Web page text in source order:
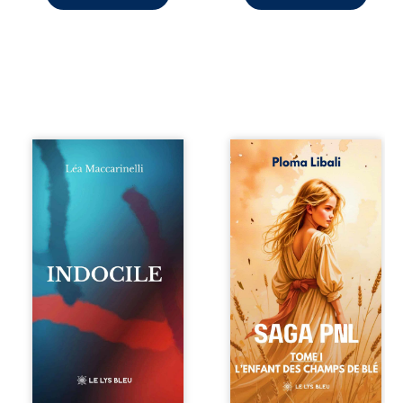
Quatre parties.
Quatre refus.
Quatre visages
d’une existence en
friction. Entre les
silences qu’on ne
déchiffre pas, les
amours qu’on
dérange, les corps
qu’on administre
et les liens qu’on
sabote, cet
ouvrage parle à
vivent trop fort,
trop vrai, trop tôt.
Autrefois, les
champs d’Atlantis
vibraient sous le
vent et les enfants
couraient dans les
blés. Puis la
couronne plia le
genou, livrant son
peuple à l’ombre
d’Ivorny. À Atove,
Luwel aurait pu
disparaître dans
les ruines de son
destin ; pourtant,
sous les pierres
d’un temple